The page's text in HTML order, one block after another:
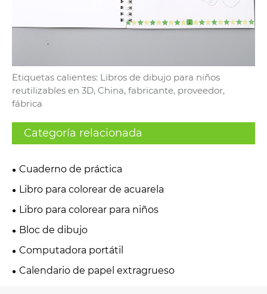
Etiquetas calientes: Libros de dibujo para niños
reutilizables en 3D, China, fabricante, proveedor,
fábrica
Categoría relacionada
Cuaderno de práctica
Libro para colorear de acuarela
Libro para colorear para niños
Bloc de dibujo
Computadora portátil
Calendario de papel extragrueso